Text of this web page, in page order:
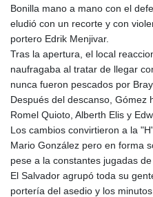
Bonilla mano a mano con el
eludió con un recorte y con
portero Edrik Menjivar.
Tras la apertura, el local
naufragaba al tratar de llegar
nunca fueron pescados por
Después del descanso, Gómez
Romel Quioto, Alberth Elis y
Los cambios convirtieron a la
Mario González pero en forma
pese a la constantes jugadas de
El Salvador agrupó toda su
portería del asedio y los